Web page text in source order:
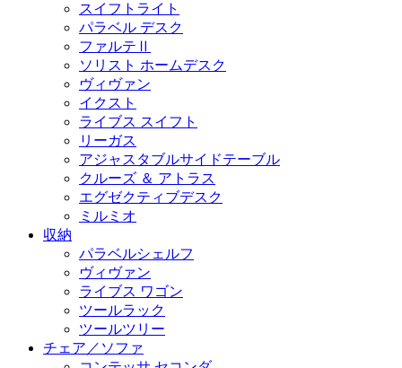
スイフトライト
パラベル デスク
ファルテⅡ
ソリスト ホームデスク
ヴィヴァン
イクスト
ライブス スイフト
リーガス
アジャスタブルサイドテーブル
クルーズ ＆ アトラス
エグゼクティブデスク
ミルミオ
収納
パラベルシェルフ
ヴィヴァン
ライブス ワゴン
ツールラック
ツールツリー
チェア／ソファ